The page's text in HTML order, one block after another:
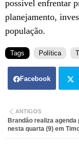
possível enfrentar
planejamento,
população.
Tags Política
Facebook
ter
ANTIGOS
Brandão realiza agenda
nesta quarta (9) em